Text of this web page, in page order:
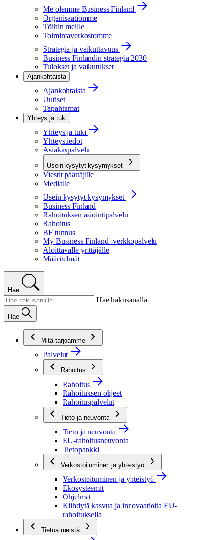
Me olemme Business Finland
Organisaatiomme
Töihin meille
Toimintaverkostomme
Strategia ja vaikuttavuus
Business Finlandin strategia 2030
Tulokset ja vaikutukset
Ajankohtaista
Ajankohtaista
Uutiset
Tapahtumat
Yhteys ja tuki
Yhteys ja tuki
Yhteystiedot
Asiakaspalvelu
Usein kysytyt kysymykset
Viestit päättäjille
Medialle
Usein kysytyt kysymykset
Business Finland
Rahoituksen asiointipalvelu
Rahoitus
BF tunnus
My Business Finland -verkkopalvelu
Aloittavalle yrittäjälle
Määritelmät
Hae
Hae hakusanalla
Hae
Mitä tarjoamme
Palvelut
Rahoitus
Rahoitus
Rahoituksen ohjeet
Rahoituspalvelut
Tieto ja neuvonta
Tieto ja neuvonta
EU-rahoitusneuvonta
Tietopankki
Verkostoituminen ja yhteistyö
Verkostoituminen ja yhteistyö
Ekosysteemit
Ohjelmat
Kiihdytä kasvua ja innovaatioita EU-
rahoituksella
Tietoa meistä